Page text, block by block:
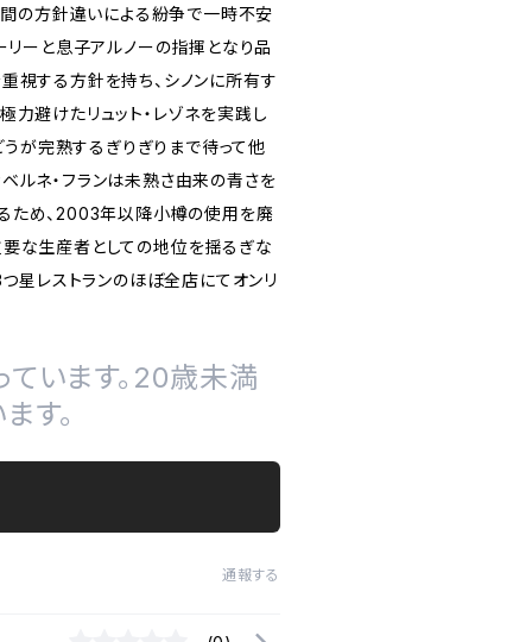
の方針違いによる紛争で一時不安
ーと息子アルノーの指揮となり品
視する方針を持ち、シノンに所有す
避けたリュット・レゾネを実践し
が完熟するぎりぎりまで待って他
ルネ・フランは未熟さ由来の青さを
ため、2003年以降小樽の使用を廃
な生産者としての地位を揺るぎな
つ星レストランのほぼ全店にてオンリ
ています。20歳未満
す。
通報する